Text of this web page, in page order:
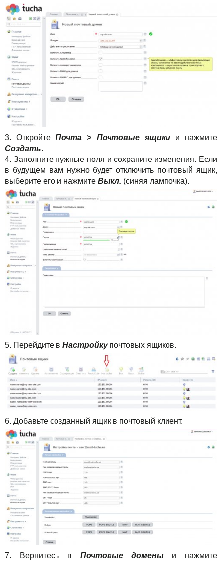
3. ОткройтеПочта > Почтовые ящикии нажмите
Создать.
4. Заполните нужные поля и сохраните изменения. Если
в будущем вам нужно будет отключить почтовый ящик,
выберите его и нажмите Выкл. (синяя лампочка).
5. Перейдите в Настройкупочтовых ящиков.
6. Добавьте созданный ящик в почтовый клиент.
7. Вернитесь в Почтовые домены и нажмите